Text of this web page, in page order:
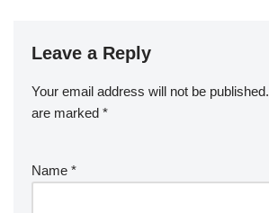
Leave a Reply
Your email address will not be published.
are marked *
Name *